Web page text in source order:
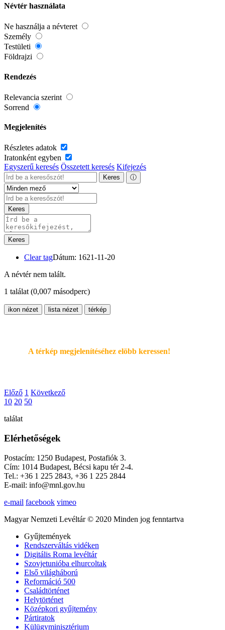
Névtér használata
Ne használja a névteret
Személy
Testületi
Földrajzi
Rendezés
Relevancia szerint
Sorrend
Megjelenítés
Részletes adatok
Iratonként egyben
Egyszerű keresés Összetett keresés Kifejezés
Keres ⓘ
Keres
Keres
Clear tagDátum: 1621-11-20
A névtér nem talált.
1 találat (0,007 másodperc)
ikon nézet lista nézet térkép
A térkép megjelenítéséhez elöbb keressen!
Előző 1 Következő
10 20 50
találat
Elérhetőségek
Postacím: 1250 Budapest, Postafiók 3.
Cím: 1014 Budapest, Bécsi kapu tér 2-4.
Tel.: +36 1 225 2843, +36 1 225 2844
E-mail: info@mnl.gov.hu
e-mail facebook vimeo
Magyar Nemzeti Levéltár © 2020 Minden jog fenntartva
Gyűjtemények
Rendszerváltás vidéken
Digitális Roma levéltár
Szovjetunióba elhurcoltak
Első világháború
Reformáció 500
Családtörténet
Helytörténet
Középkori gyűjtemény
Pártiratok
Külügyminisztérium